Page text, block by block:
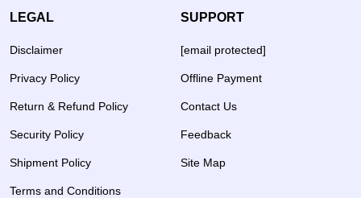
LEGAL
Disclaimer
Privacy Policy
Return & Refund Policy
Security Policy
Shipment Policy
Terms and Conditions
SUPPORT
[email protected]
Offline Payment
Contact Us
Feedback
Site Map